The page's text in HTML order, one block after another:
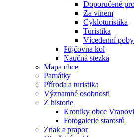
Doporučené
Za vínem
Cykloturistika
Turistika
Vícedenní
Půjčovna kol
Naučná stezka
Mapa obce
Památky
Příroda a turistika
Významné osobnosti
Z historie
Kroniky obce
Fotogalerie starostů
Znak a prapor